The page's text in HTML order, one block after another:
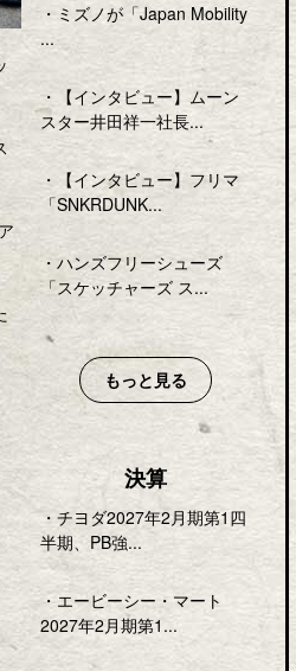
・ ミズノが「Japan Mobility
...
・
【インタビュー】ムーン
スター井田祥一社長...
・
【インタビュー】フリマ
「SNKRDUNK...
・ ハンズフリーシューズ
「スケッチャーズ ス...
もっと見る
決算
・ チヨダ2027年2月期第1四
半期、PB強...
・ エービーシー・マート
2027年2月期第1...